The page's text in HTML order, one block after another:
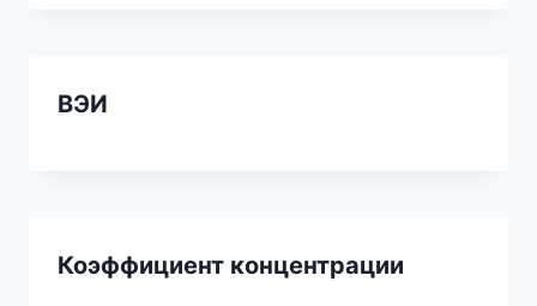
ВЭИ
Коэффициент концентрации